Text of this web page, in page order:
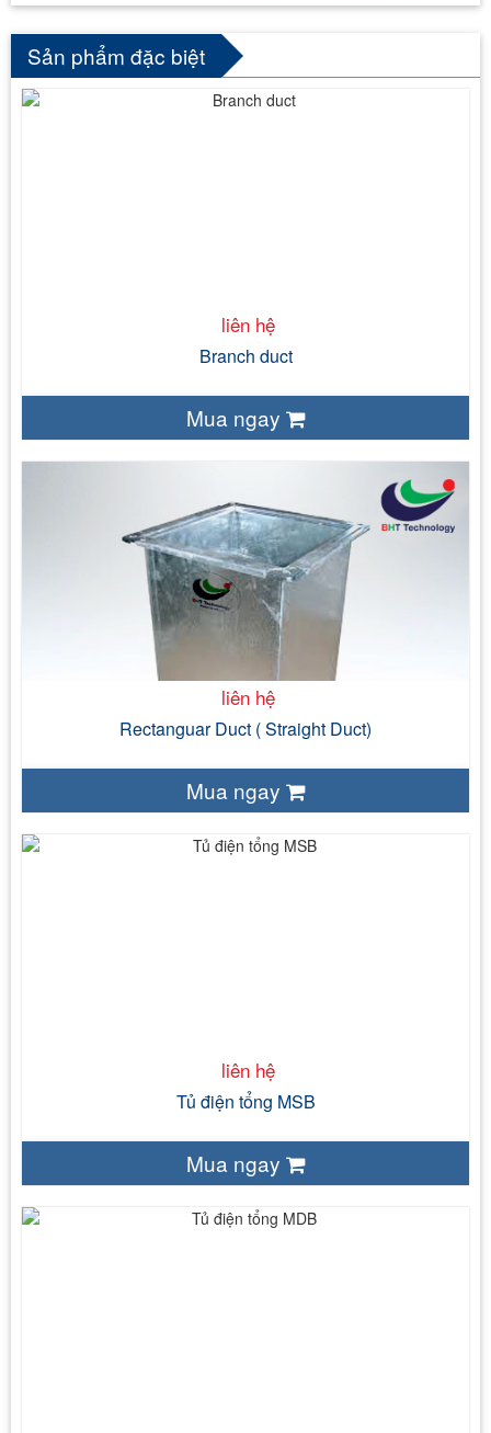
Sản phẩm đặc biệt
liên hệ
Branch duct
Mua ngay
liên hệ
Rectanguar Duct ( Straight Duct)
Mua ngay
liên hệ
Tủ điện tổng MSB
Mua ngay